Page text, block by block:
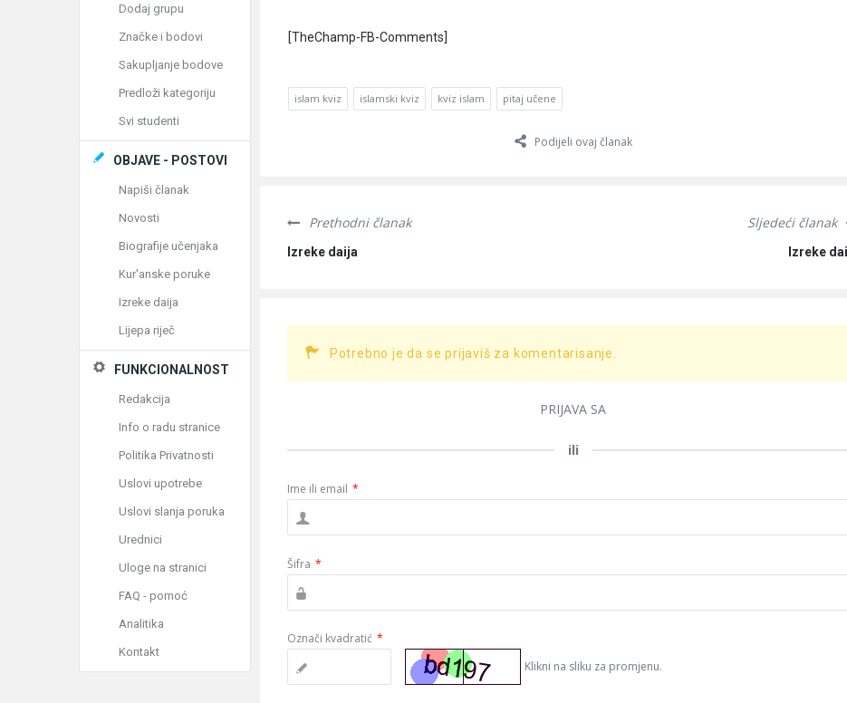
[TheChamp-FB-Comments]
islam kviz islamski kviz kviz islam pitaj učene
Podijeli ovaj članak
Prethodni članak
Izreke daija
Sljedeći članak
Izreke
Potrebno je da se prijaviš za komentarisanje.
PRIJAVA SA
ili
Ime ili email *
Šifra *
Označi kvadratić *
Klikni na sliku za promjenu.
Dodaj grupu
Značke i bodovi
Sakupljanje bodove
Predloži kategoriju
Svi studenti
OBJAVE - POSTOVI
Napiši članak
Novosti
Biografije učenjaka
Kur'anske poruke
Izreke daija
Lijepa riječ
FUNKCIONALNOST
Redakcija
Info o radu stranice
Politika Privatnosti
Uslovi upotrebe
Uslovi slanja poruka
Urednici
Uloge na stranici
FAQ - pomoć
Analitika
Kontakt